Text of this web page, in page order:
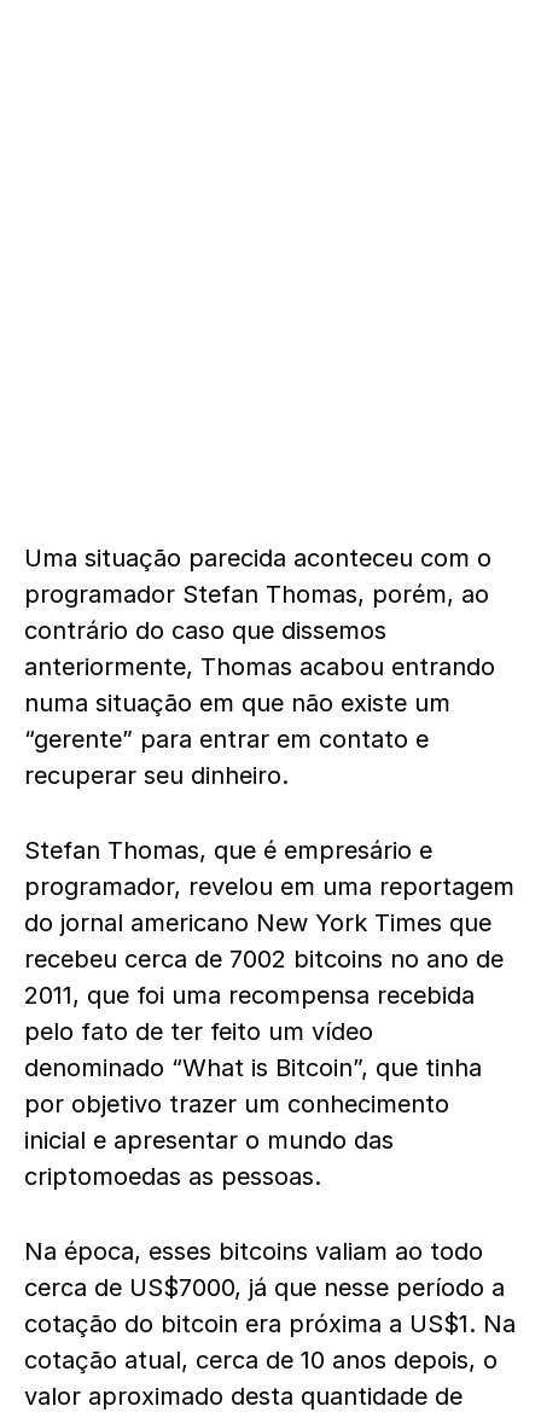
Uma situação parecida aconteceu com o
programador Stefan Thomas, porém, ao
contrário do caso que dissemos
anteriormente, Thomas acabou entrando
numa situação em que não existe um
“gerente” para entrar em contato e
recuperar seu dinheiro.
Stefan Thomas, que é empresário e
programador, revelou em uma reportagem
do jornal americano New York Times que
recebeu cerca de 7002 bitcoins no ano de
2011, que foi uma recompensa recebida
pelo fato de ter feito um vídeo
denominado “What is Bitcoin”, que tinha
por objetivo trazer um conhecimento
inicial e apresentar o mundo das
criptomoedas as pessoas.
Na época, esses bitcoins valiam ao todo
cerca de US$7000, já que nesse período a
cotação do bitcoin era próxima a US$1. Na
cotação atual, cerca de 10 anos depois, o
valor aproximado desta quantidade de